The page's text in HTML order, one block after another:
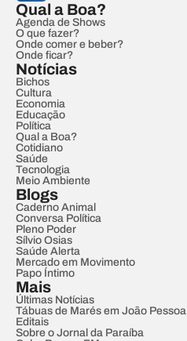
Qual a Boa?
Agenda de Shows
O que fazer?
Onde comer e beber?
Onde ficar?
Notícias
Bichos
Cultura
Economia
Educação
Política
Qual a Boa?
Cotidiano
Saúde
Tecnologia
Meio Ambiente
Blogs
Caderno Animal
Conversa Política
Pleno Poder
Sílvio Osias
Saúde Alerta
Mercado em Movimento
Papo Íntimo
Mais
Últimas Notícias
Tábuas de Marés em João Pessoa
Editais
Sobre o Jornal da Paraíba